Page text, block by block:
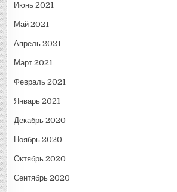
Июнь 2021
Май 2021
Апрель 2021
Март 2021
Февраль 2021
Январь 2021
Декабрь 2020
Ноябрь 2020
Октябрь 2020
Сентябрь 2020